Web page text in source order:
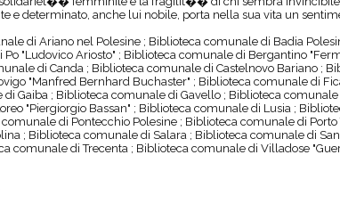
e determinato, anche lui nobile, porta nella sua vita un
di Ariano nel Polesine ; Biblioteca comunale di Badia
"Ludovico Ariosto" ; Biblioteca comunale di Bergantino
di Canda ; Biblioteca comunale di Castelnovo Bariano ;
"Manfred Bernhard Buchaster" ; Biblioteca comunale di
Gaiba ; Biblioteca comunale di Gavello ; Biblioteca
"Piergiorgio Bassan" ; Biblioteca comunale di Lusia ;
di Pontecchio Polesine ; Biblioteca comunale di
; Biblioteca comunale di Salara ; Biblioteca comunale di
comunale di Trecenta ; Biblioteca comunale di Villadose